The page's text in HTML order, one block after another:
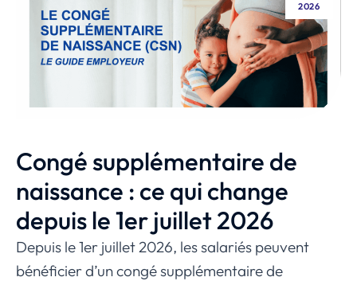
2026
Congé supplémentaire de
naissance : ce qui change
depuis le 1er juillet 2026
Depuis le 1er juillet 2026, les salariés peuvent
bénéficier d’un congé supplémentaire de